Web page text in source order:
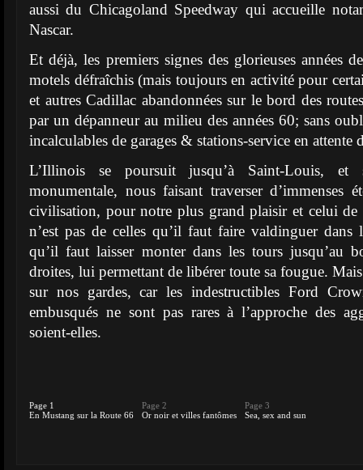
aussi du Chicagoland Speedway qui accueille
Nascar.
Et déjà, les premiers signes des glorieuses années
motels défraîchis (mais toujours en activité pour
et autres Cadillac abandonnées sur le bord des
par un dépanneur au milieu des années 60; sans
incalculables de garages & stations-service en attente
L’Illinois se poursuit jusqu’à Saint-Louis, et
monumentale, nous faisant traverser d’immenses
civilisation, pour notre plus grand plaisir et celui de
n’est pas de celles qu’il faut faire valdinguer dans
qu’il faut laisser monter dans les tours jusqu’au
droites, lui permettant de libérer toute sa fougue.
sur nos gardes, car les indestructibles Ford
embusqués ne sont pas rares à l’approche des
soient-elles.
Page 1
En Mustang sur la Route 66
Page 2
Or noir et villes fantômes
Page 3
Sea, sex and sun